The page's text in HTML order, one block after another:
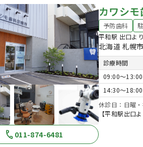
011-874-6481
カワシ
予防歯科
平和駅 出口よ
北海道 札幌
診療時間
09:00〜13:00
14:30〜18:00
休診日：日曜
【平和駅出口